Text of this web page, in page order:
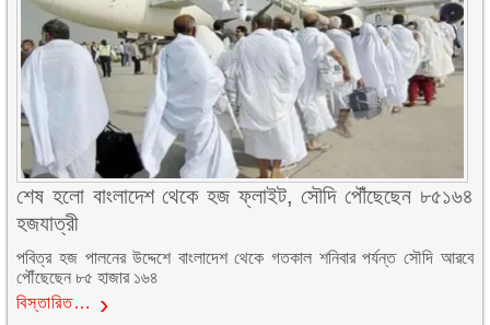
শেষ হলো বাংলাদেশ থেকে হজ ফ্লাইট, সৌদি পৌঁছেছেন ৮৫১৬৪
হজযাত্রী
পবিত্র হজ পালনের উদ্দেশে বাংলাদেশ থেকে গতকাল শনিবার পর্যন্ত সৌদি আরবে
পৌঁছেছেন ৮৫ হাজার ১৬৪
বিস্তারিত…